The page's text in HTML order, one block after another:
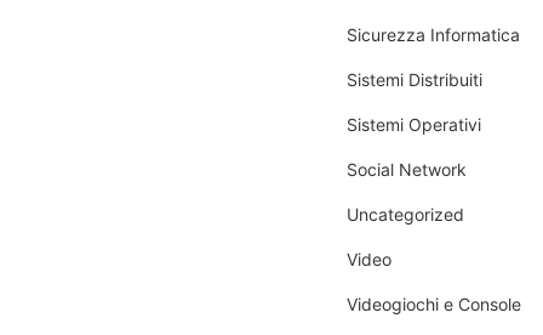
Sicurezza Informatica
Sistemi Distribuiti
Sistemi Operativi
Social Network
Uncategorized
Video
Videogiochi e Console